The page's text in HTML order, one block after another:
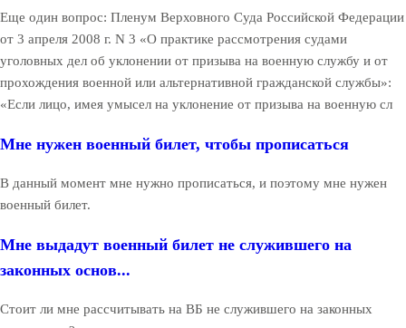
Еще один вопрос: Пленум Верховного Суда Российской Федерации
от 3 апреля 2008 г. N 3 «О практике рассмотрения судами
уголовных дел об уклонении от призыва на военную службу и от
прохождения военной или альтернативной гражданской службы»:
«Если лицо, имея умысел на уклонение от призыва на военную сл
Мне нужен военный билет, чтобы прописаться
В данный момент мне нужно прописаться, и поэтому мне нужен
военный билет.
Мне выдадут военный билет не служившего на
законных основ...
Стоит ли мне рассчитывать на ВБ не служившего на законных